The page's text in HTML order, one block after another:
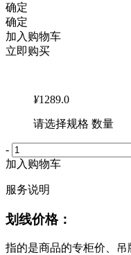
确定
确定
加入购物车
立即购买
¥1289.0
请选择规格 数量
-
加入购物车
服务说明
划线价格：
指的是商品的专柜价、